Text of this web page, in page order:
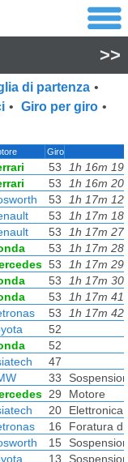
>>
di partenza •
• Giro per giro •
Giro
53
1h 16m
53
1h 16m
53
1h 17m
53
1h 17m
53
1h 17m
53
1h 17m
53
1h 17m
53
1h 17m
53
1h 17m
53
1h 17m
52
52
47
33
29
Motore
20
Elettronica
16
Foratura
15
13